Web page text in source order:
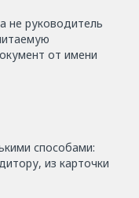
не руководитель
от имени
способами:
из карточки